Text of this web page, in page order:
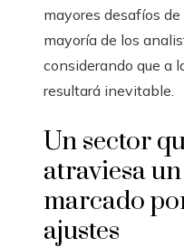
mayores desafíos
mayoría de los
considerando que a
resultará inevitable.
Un sector
atraviesa
marcado
ajustes